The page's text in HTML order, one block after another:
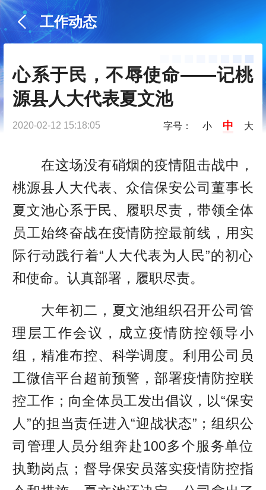
工作动态
心系于民，不辱使命——记桃
源县人大代表夏文池
2020-02-12 15:18:05 字号： 小 中 大
在这场没有硝烟的疫情阻击战中，
桃源县人大代表、众信保安公司董事长
夏文池心系于民、履职尽责，带领全体
员工始终奋战在疫情防控最前线，用实
际行动践行着“人大代表为人民”的初心
和使命。认真部署，履职尽责。
大年初二，夏文池组织召开公司管
理层工作会议，成立疫情防控领导小
组，精准布控、科学调度。利用公司员
工微信平台超前预警，部署疫情防控联
控工作；向全体员工发出倡议，以“保安
人”的担当责任进入“迎战状态”；组织公
司管理人员分组奔赴100多个服务单位
执勤岗点；督导保安员落实疫情防控指